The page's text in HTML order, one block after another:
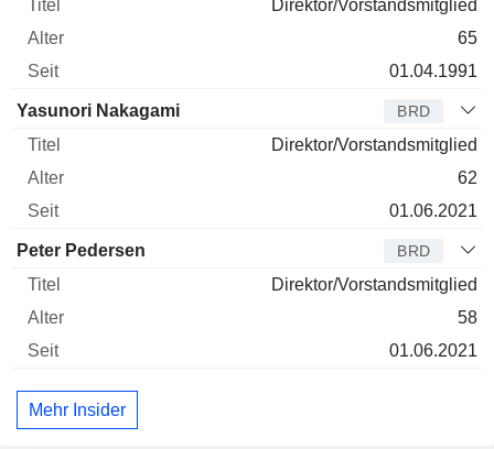
Direktor/Vorstandsmitglied
65
01.04.1991
Yasunori Nakagami BRD
Direktor/Vorstandsmitglied
62
01.06.2021
Peter Pedersen BRD
Direktor/Vorstandsmitglied
58
01.06.2021
Mehr Insider